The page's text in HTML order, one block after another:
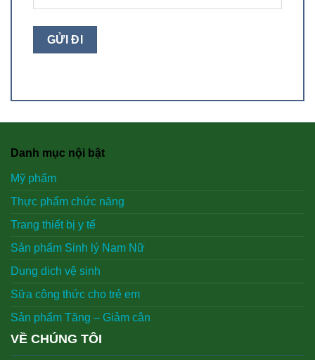
Danh mục nội bật
Mỹ phẩm
Thực phẩm chức năng
Trang thiết bị y tế
Sản phẩm Sinh lý Nam Nữ
Dung dich vệ sinh
Sữa công thức cho trẻ em
Sản phẩm Tăng – Giảm cân
VỀ CHÚNG TÔI